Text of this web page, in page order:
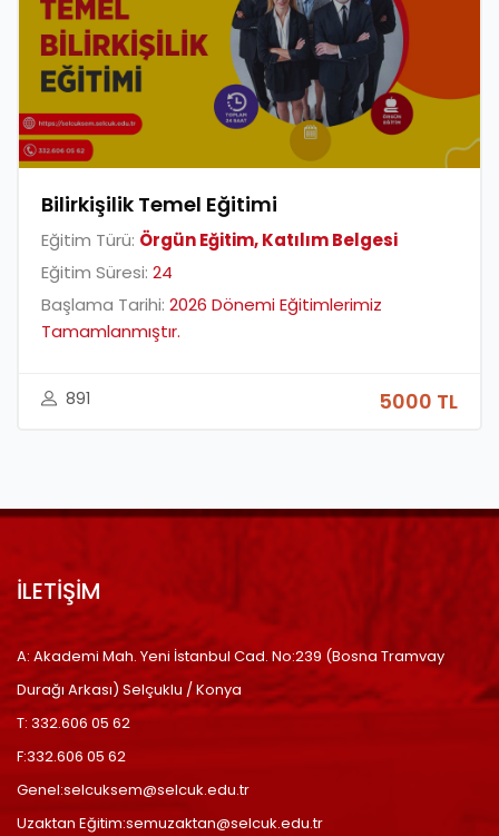
Bilirkişilik Temel Eğitimi
Eğitim Türü: Örgün Eğitim, Katılım Belgesi
Eğitim Süresi: 24
Başlama Tarihi: 2026 Dönemi Eğitimlerimiz
Tamamlanmıştır.
891 5000 TL
İLETİŞİM
A: Akademi Mah. Yeni İstanbul Cad. No:239 (Bosna Tramvay
Durağı Arkası) Selçuklu / Konya
T: 332.606 05 62
F:332.606 05 62
Genel:selcuksem@selcuk.edu.tr
Uzaktan Eğitim:semuzaktan@selcuk.edu.tr